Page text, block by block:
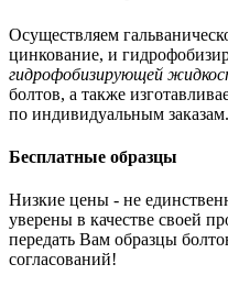
Осуществляем
цинкование, и
гидрофобизирующей
болтов, а также
по индивидуальным заказам.
Бесплатные образцы
Низкие цены - не
уверены в качестве своей
передать Вам образцы
согласований!